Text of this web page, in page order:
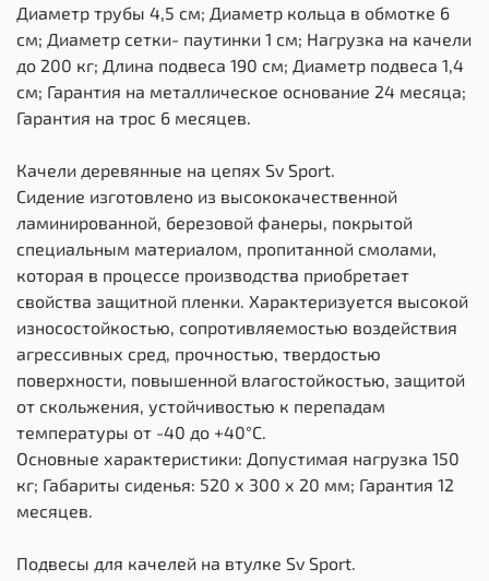
Диаметр трубы 4,5 см; Диаметр кольца в обмотке 6
см; Диаметр сетки- паутинки 1 см; Нагрузка на качели
до 200 кг; Длина подвеса 190 см; Диаметр подвеса 1,4
см; Гарантия на металлическое основание 24 месяца;
Гарантия на трос 6 месяцев.
Качели деревянные на цепях Sv Sport.
Сидение изготовлено из высококачественной
ламинированной, березовой фанеры, покрытой
специальным материалом, пропитанной смолами,
которая в процессе производства приобретает
свойства защитной пленки. Характеризуется высокой
износостойкостью, сопротивляемостью воздействия
агрессивных сред, прочностью, твердостью
поверхности, повышенной влагостойкостью, защитой
от скольжения, устойчивостью к перепадам
температуры от -40 до +40°С.
Основные характеристики: Допустимая нагрузка 150
кг; Габариты сиденья: 520 х 300 х 20 мм; Гарантия 12
месяцев.
Подвесы для качелей на втулке Sv Sport.